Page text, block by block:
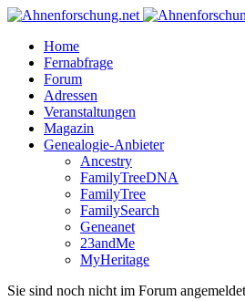
Home
Fernabfrage
Forum
Adressen
Veranstaltungen
Magazin
Genealogie-Anbieter
Ancestry
FamilyTreeDNA
FamilyTree
FamilySearch
Geneanet
23andMe
MyHeritage
Sie sind noch nicht im Forum